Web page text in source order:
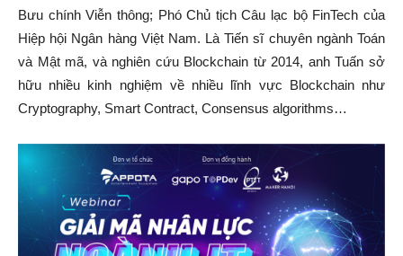
Bưu chính Viễn thông; Phó Chủ tịch Câu lạc bộ FinTech của
Hiệp hội Ngân hàng Việt Nam. Là Tiến sĩ chuyên ngành Toán
và Mật mã, và nghiên cứu Blockchain từ 2014, anh Tuấn sở
hữu nhiều kinh nghiệm về nhiều lĩnh vực Blockchain như
Cryptography, Smart Contract, Consensus algorithms…